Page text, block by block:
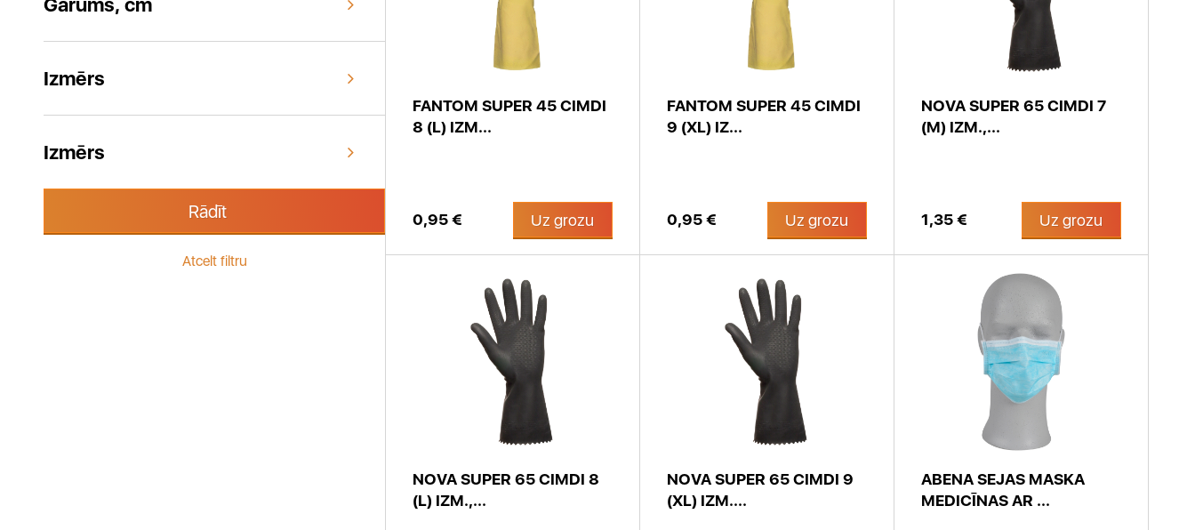
Izmērs
Izmērs
Rādīt
Atcelt filtru
FANTOM SUPER 45 CIMDI
8 (L) IZM...
0,95 € Uz grozu
FANTOM SUPER 45 CIMDI
9 (XL) IZ...
0,95 € Uz grozu
NOVA SUPER 65 CIMDI 7
(M) IZM.,...
1,35 € Uz grozu
NOVA SUPER 65 CIMDI 8
(L) IZM.,...
NOVA SUPER 65 CIMDI 9
(XL) IZM....
ABENA SEJAS MASKA
MEDICĪNAS AR ...